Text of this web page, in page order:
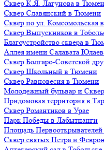
Сквер К.Я. Лагунова в
Сквер Славянский в Тюмени
Сквер по ул. Комсомольская
Сквер Выпускников в
Благоустройство сквера в
Аллея имени Салавата
Сквер Болгаро-Советской
Сквер Школьный в Тюмени
Сквер Равновесия в Тюмени
Молодежный бульвар и
Придомовая территория в
Сквер Романтиков в Урае
Парк Победы в Лабытнанги
Площадь
Сквер святых Петра и